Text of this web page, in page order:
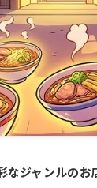
なジャンルのお